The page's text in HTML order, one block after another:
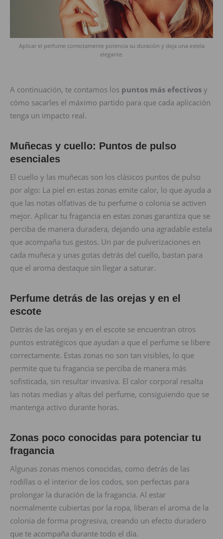
Aplicar el perfume correctamente potencia su duración y deja una estela
elegante.
A continuación, te contamos los puntos más efectivos y
cómo sacarles el máximo partido para que cada aplicación
tenga un impacto real.
Muñecas y cuello: Puntos de pulso
esenciales
El cuello y las muñecas son los clásicos puntos de pulso
por algo: La piel en estas zonas emite calor, lo que ayuda a
que las notas olfativas de tu perfume o colonia se activen
mejor. Aplicar tu fragancia en estas zonas garantiza que se
perciba de manera duradera, dejando una agradable estela
que acompaña tus gestos. Un par de pulverizaciones en
cada muñeca y unas gotas detrás del cuello, bastan para
que el aroma destaque sin llegar a saturar.
Perfume detrás de las orejas y en el
escote
Detrás de las orejas y en el escote se encuentran otros
puntos estratégicos que ayudan a que el perfume se libere
correctamente. Estas zonas no son tan visibles, lo que
permite que tu fragancia se perciba de manera más
sofisticada, sin resultar invasiva. El calor corporal resalta
las notas medias y altas del perfume, consiguiendo que se
mantenga activo durante horas.
Zonas poco conocidas para potenciar tu
fragancia
Algunas zonas menos conocidas, como detrás de las
rodillas o el interior de los codos, son perfectas para
prolongar la duración de la fragancia. Al estar
normalmente cubiertas por la ropa, liberan el aroma de la
colonia de forma progresiva, creando un efecto duradero
que te acompaña durante todo el día.